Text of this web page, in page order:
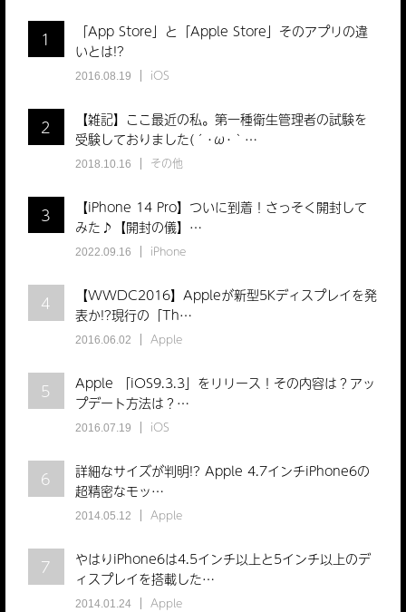
1
「App Store」と「Apple Store」そのアプリの違
いとは!?
2016.08.19 iOS
2
【雑記】ここ最近の私。第一種衛生管理者の試験を
受験しておりました(´･ω･｀…
2018.10.16 その他
3
【iPhone 14 Pro】ついに到着！さっそく開封して
みた♪【開封の儀】…
2022.09.16 iPhone
4
【WWDC2016】Appleが新型5Kディスプレイを発
表か!?現行の「Th…
2016.06.02 Apple
5
Apple 「iOS9.3.3」をリリース！その内容は？アッ
プデート方法は？…
2016.07.19 iOS
6
詳細なサイズが判明!? Apple 4.7インチiPhone6の
超精密なモッ…
2014.05.12 Apple
7
やはりiPhone6は4.5インチ以上と5インチ以上のデ
ィスプレイを搭載した…
2014.01.24 Apple